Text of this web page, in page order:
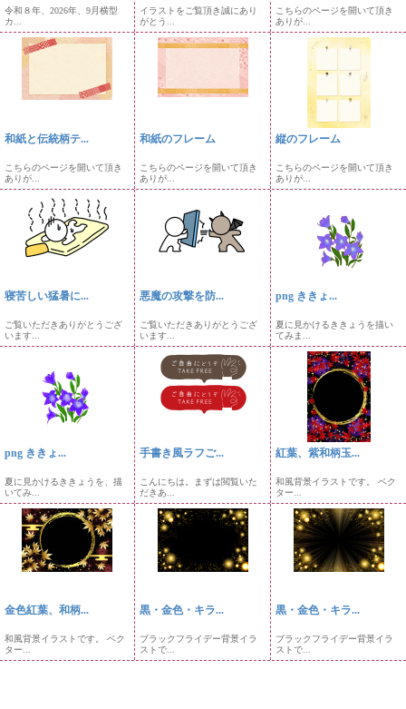
令和８年、2026年、9月横型
カ...
イラストをご覧頂き誠にあり
がとう...
こちらのページを開いて頂き
ありが...
和紙と伝統柄テ...
こちらのページを開いて頂き
ありが...
和紙のフレーム
こちらのページを開いて頂き
ありが...
縦のフレーム
こちらのページを開いて頂き
ありが...
寝苦しい猛暑に...
ご覧いただきありがとうござ
います...
悪魔の攻撃を防...
ご覧いただきありがとうござ
います...
png ききょ...
夏に見かけるききょうを描い
てみま...
png ききょ...
夏に見かけるききょうを、描
いてみ...
手書き風ラフご...
こんにちは。まずは閲覧いた
だきあ...
紅葉、紫和柄玉...
和風背景イラストです。 ベク
ター...
金色紅葉、和柄...
和風背景イラストです。 ベク
ター...
黒・金色・キラ...
ブラックフライデー背景イラ
ストで...
黒・金色・キラ...
ブラックフライデー背景イラ
ストで...